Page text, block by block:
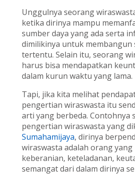
Unggulnya seorang
ketika dirinya mampu
sumber daya yang ada serta
dimilikinya untuk membangun
tertentu. Selain itu, seorang
harus bisa mendapatkan
dalam kurun waktu yang lama.
Tapi, jika kita melihat
pengertian wiraswasta itu
arti yang berbeda. Contohnya
pengertian wiraswasta yang
Sumahamijaya, dirinya
wiraswasta adalah orang yang
keberanian, keteladanan,
semangat dari dalam dirinya